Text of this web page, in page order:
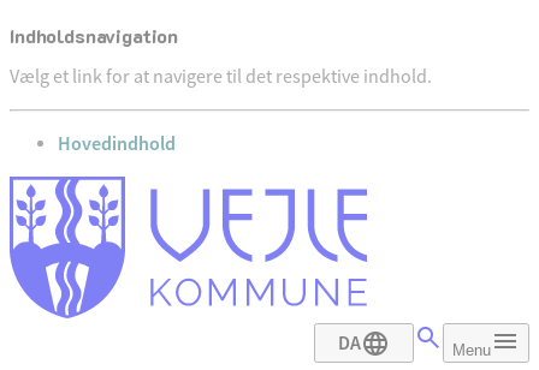
Indholdsnavigation
Vælg et link for at navigere til det respektive indhold.
gå til
Hovedindhold
DA Menu